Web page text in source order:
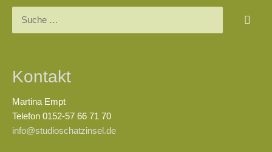
Kontakt
Martina Empt
Telefon 0152-57 66 71 70
info@studioschatzinsel.de